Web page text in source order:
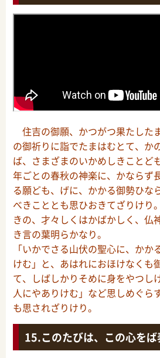
住吉の御願、かつがつ果たした
の御祈りに詣でたまはむとて、か
ば、さまざまのいかめしきことど
年ごとの春秋の神楽に、かならず
る願ども、げに、かかる御勢ひな
べきこととも思ひおきてざりけり
きの、才々しくはかばかしく、仏
き言の葉明らかなり。
「いかでさる山伏の聖心に、かか
けむ」と、あはれにおほけなくも
て、しばしかりそめに身をやつし
人にやありけむ」など思しめぐら
も思されざりけり。
このたびは、この心をば